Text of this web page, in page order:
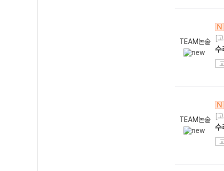
TEAM논술
N
[
수
TEAM논술
N
[
수